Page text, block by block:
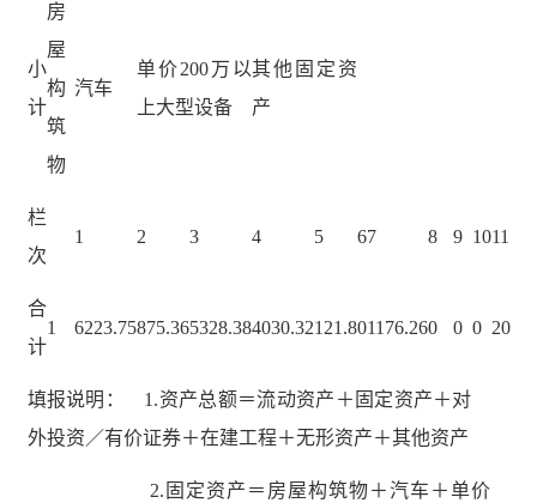
小
计
房
屋
构
筑
物
汽车
单价200万以
上大型设备
其他固定资
产
栏
次
1 2 3 4 5 67 8 9 1011
合
计
1 6223.75875.365328.384030.32121.801176.260 0 0 20
填报说明： 1.资产总额＝流动资产＋固定资产＋对
外投资／有价证券＋在建工程＋无形资产＋其他资产
2.固定资产＝房屋构筑物＋汽车＋单价